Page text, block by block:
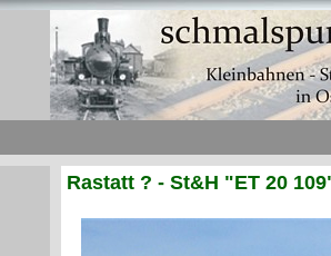
Rastatt ? - St&H "ET 20